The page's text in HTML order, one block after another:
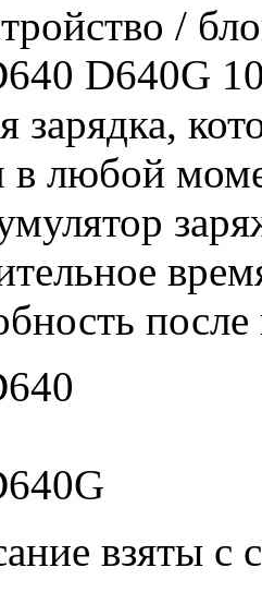
/
D640G
зарядка,
в любой
взяты с